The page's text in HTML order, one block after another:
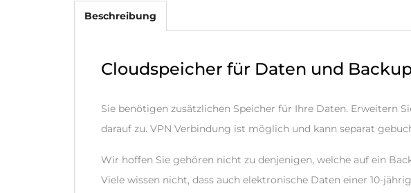
Beschreibung
Cloudspeicher für Daten und
Sie benötigen zusätzlichen Speicher für Ihre Daten. Erweitern
darauf zu. VPN Verbindung ist möglich und kann separat
Wir hoffen Sie gehören nicht zu denjenigen, welche auf ein
Viele wissen nicht, dass auch elektronische Daten einer 10-